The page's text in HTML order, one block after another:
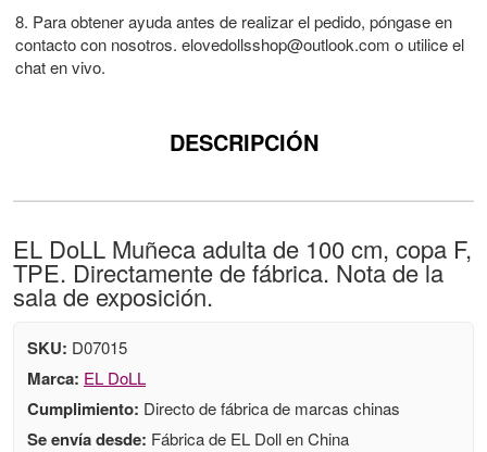
8. Para obtener ayuda antes de realizar el pedido, póngase en
contacto con nosotros. elovedollsshop@outlook.com o utilice el
chat en vivo.
DESCRIPCIÓN
EL DoLL Muñeca adulta de 100 cm, copa F,
TPE. Directamente de fábrica. Nota de la
sala de exposición.
SKU: D07015
Marca: EL DoLL
Cumplimiento: Directo de fábrica de marcas chinas
Se envía desde: Fábrica de EL Doll en China